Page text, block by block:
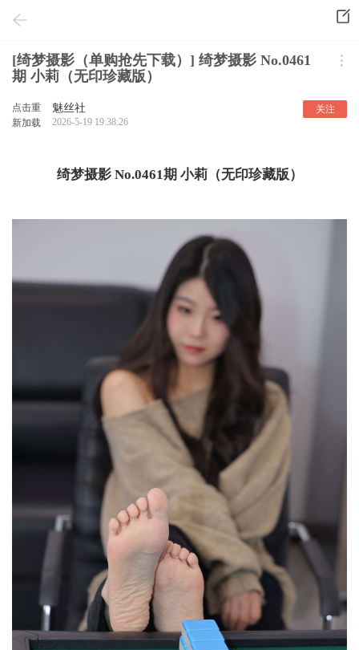
[绮梦摄影（单购抢先下载）] 绮梦摄影 No.0461
期 小莉（无印珍藏版）
点击重
新加载
魅丝社
2026-5-19 19:38:26
关注
绮梦摄影 No.0461期 小莉（无印珍藏版）